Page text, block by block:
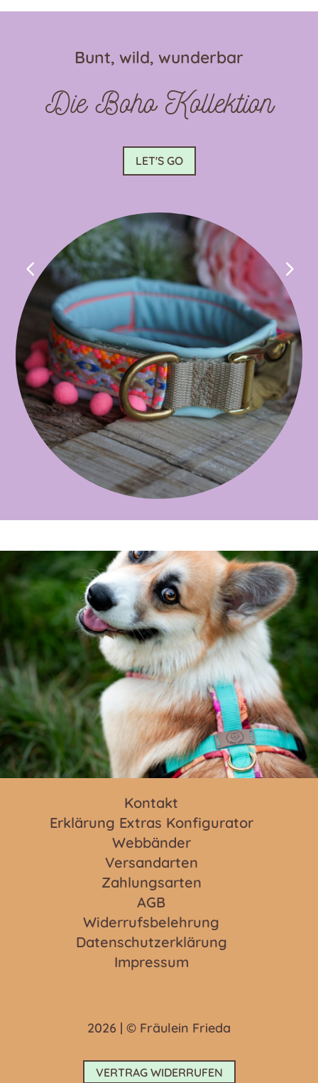
der
gewählt
werden
Bunt, wild, wunderbar
Die Boho Kollektion
LET'S GO
4 5
Kontakt
Erklärung Extras Konfigurator
Webbänder
Versandarten
Zahlungsarten
AGB
Widerrufsbelehrung
Datenschutzerklärung
Impressum
2026 | © Fräulein Frieda
VERTRAG WIDERRUFEN